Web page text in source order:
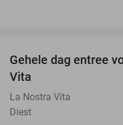
Gehele dag entree
Vita
La Nostra Vita
Diest